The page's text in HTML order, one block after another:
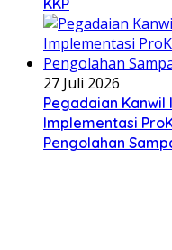
27 Juli 2026
Pegadaian Kanwil
Implementasi
Pengolahan